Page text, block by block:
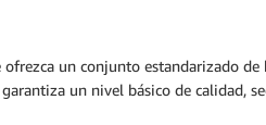
un conjunto estandarizado
un nivel básico de calidad,